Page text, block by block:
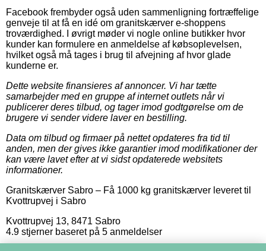
Facebook frembyder også uden sammenligning fortræffelige
genveje til at få en idé om granitskærver e-shoppens
troværdighed. I øvrigt møder vi nogle online butikker hvor
kunder kan formulere en anmeldelse af købsoplevelsen,
hvilket også må tages i brug til afvejning af hvor glade
kunderne er.
Dette website finansieres af annoncer. Vi har tætte
samarbejder med en gruppe af internet outlets når vi
publicerer deres tilbud, og tager imod godtgørelse om de
brugere vi sender videre laver en bestilling.
Data om tilbud og firmaer på nettet opdateres fra tid til
anden, men der gives ikke garantier imod modifikationer der
kan være lavet efter at vi sidst opdaterede websitets
informationer.
Granitskærver Sabro – Få 1000 kg granitskærver leveret til
Kvottrupvej i Sabro
Kvottrupvej 13, 8471 Sabro
4.9 stjerner baseret på 5 anmeldelser